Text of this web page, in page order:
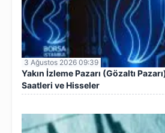
3 Ağustos 2026 09:39
Yakın İzleme Pazarı (Gözaltı
Saatleri ve Hisseler